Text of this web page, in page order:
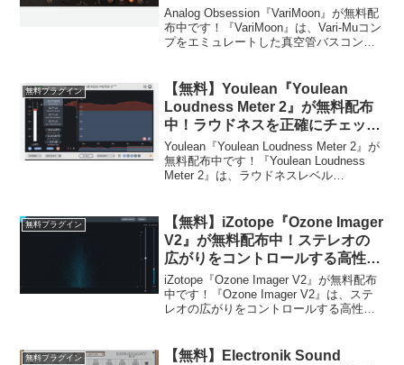
レートしたミックス全体をひとつ
にまとめる真空管バスコンプレッ
サー！
Analog Obsession『VariMoon』が無料配
布中です！『VariMoon』は、Vari-Muコン
プをエミュレートした真空管バスコンプ
ウンドを付加してくれ...
無料プラグイン
【無料】Youlean『Youlean
Loudness Meter 2』が無料配布
中！ラウドネスを正確にチェック
できるメータープラグイン！
Youlean『Youlean Loudness Meter 2』が
無料配布中です！『Youlean Loudness
Meter 2』は、ラウドネスレベル
に挿すだ...
無料プラグイン
【無料】iZotope『Ozone Imager
V2』が無料配布中！ステレオの
広がりをコントロールする高性能
なステレオイメージャープラグイ
ン！
iZotope『Ozone Imager V2』が無料配布
中です！『Ozone Imager V2』は、ステ
レオの広がりをコントロールする高性能
中央にするといったステレオ...
無料プラグイン
【無料】Electronik Sound